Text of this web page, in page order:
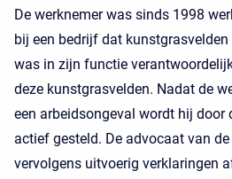
De werknemer was sinds 1998
bij een bedrijf dat
was in zijn functie
deze kunstgrasvelden. Nadat de
een arbeidsongeval wordt hij door
actief gesteld. De advocaat van
vervolgens uitvoerig verklaringen